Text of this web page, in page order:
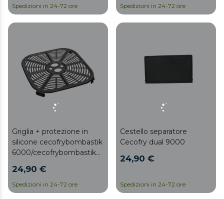
Spedizioni in 24-72 ore Spedizioni in 24-72 ore
Griglia + protezione in
silicone cecofrybombastik
6000/cecofrybombastik
24,90 €
Spedizioni in 24-72 ore
Cestello separatore
Cecofry dual 9000
24,90 €
Spedizioni in 24-72 ore